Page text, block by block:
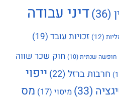
(36)
דיני עבודה
(12) זכויות עובד (19)
חופשה שנתית(10)
חוק שכר שווה
חרבות ברזל (22)
ייפוי
(33) מיסוי (17)
מס